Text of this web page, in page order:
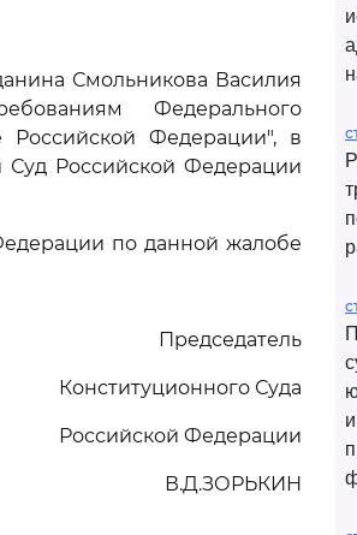
Смольникова Василия
Федерального
Российской Федерации", в
Суд Российской Федерации
по данной жалобе
Председатель
Конституционного Суда
Российской Федерации
В.Д.ЗОРЬКИН